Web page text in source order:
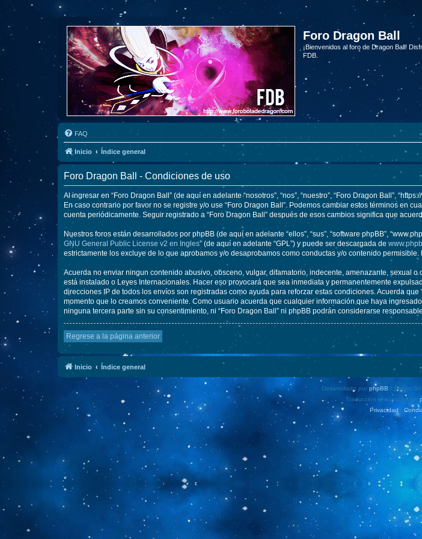
Foro Dragon Ball
¡Bienvenidos al foro de Dragon Ball!
FDB.
FAQ
Inicio Índice general
Foro Dragon Ball - Condiciones de uso
Al ingresar en “Foro Dragon Ball” (de aquí en adelante “nosotros”, “nos”, “nuestro”, “Foro Dragon Ball”,
En caso contrario por favor no se registre y/o use “Foro Dragon Ball”. Podemos cambiar estos términos en
cuenta periódicamente. Seguir registrado a “Foro Dragon Ball” después de esos cambios significa que
Nuestros foros están desarrollados por phpBB (de aquí en adelante “ellos”, “sus”, “software phpBB”,
GNU General Public License v2 en Ingles” (de aquí en adelante “GPL”) y puede ser descargada de
estrictamente los excluye de lo que aprobamos y/o desaprobamos como conductas y/o contenido
Acuerda no enviar ningun contenido abusivo, obsceno, vulgar, difamatorio, indecente, amenazante, sexual
está instalado o Leyes Internacionales. Hacer eso provocará que sea inmediata y permanentemente
direcciones IP de todos los envíos son registradas como ayuda para reforzar estas condiciones. Acuerda
momento que lo creamos conveniente. Como usuario acuerda que cualquier información que haya
ninguna tercera parte sin su consentimiento, ni “Foro Dragon Ball” ni phpBB podrán considerarse
Regrese a la página anterior
Inicio Índice general
Desarrollado por phpBB ® Forum
Traducción al español por
Privacidad |